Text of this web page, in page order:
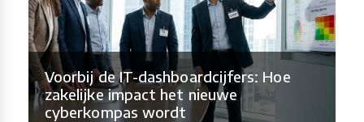
Voorbij de IT-dashboardcijfers: Hoe
zakelijke impact het nieuwe
cyberkompas wordt